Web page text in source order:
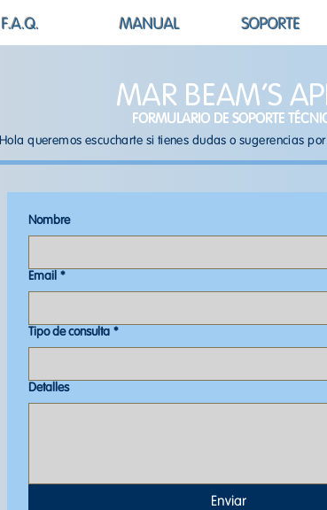
F.A.Q. MANUAL SOPORTE
MAR BEAM'S
FORMULARIO DE SOPORTE
Hola queremos escucharte si tienes dudas o sugerencias
Nombre
Email *
Tipo de consulta *
Detalles
Enviar